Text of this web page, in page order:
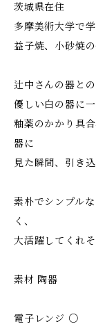
茨城県在住
多摩美術大学で
益子焼、小砂焼
辻中さんの器と
優しい白の器に一
釉薬のかかり具
器に
見た瞬間、引き込
素朴でシンプル
く、
大活躍してくれそ
素材 陶器
電子レンジ ○